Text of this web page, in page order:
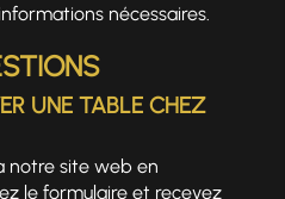
nécessaires.
UNE TABLE CHEZ
notre site web en
le formulaire et recevez